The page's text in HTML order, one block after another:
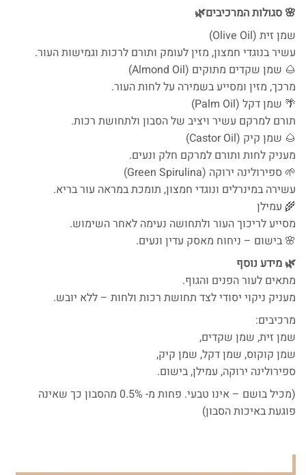
🌸 סגולות המרכיבים🌿
שמן זית (Olive Oil)
עשיר בנוגדי חמצון, מזין לעומק ותורם לרכות וגמישות העור.
🌰 שמן שקדים מתוקים (Almond Oil)
מרכך, מזין ומסייע בשמירה על לחות העור.
🌴 שמן דקל (Palm Oil)
תורם למרקם עשיר ויציב של הסבון ולתחושת רכות.
🌰 שמן קיק (Castor Oil)
מעניק לחות ותורם למרקם חלק ונעים.
🌱 ספירולינה ירוקה (Green Spirulina)
עשירה במינרלים ונוגדי חמצון, תומכת במראה עור בריא.
🌾 עמילן
מסייע לריכוך העור ולתחושה נעימה לאחר השימוש.
🌸 בישום – ניחוח מאסק עדין ונעים.
🌿 מידע נוסף
מתאים לעור הפנים והגוף.
מעניק ניקוי יסודי לצד תחושת רכות ולחות – ללא יובש.
מרכיבים:
שמן זית, שמן שקדים,
שמן קוקוס, שמן דקל, שמן קיק,
ספירולינה ירוקה, עמילן, בישום.
(מכיל בושם – אינו טבעי. פחות מ- 0.5% מהסבון כך שאינה
פוגעת באיכות הסבון)